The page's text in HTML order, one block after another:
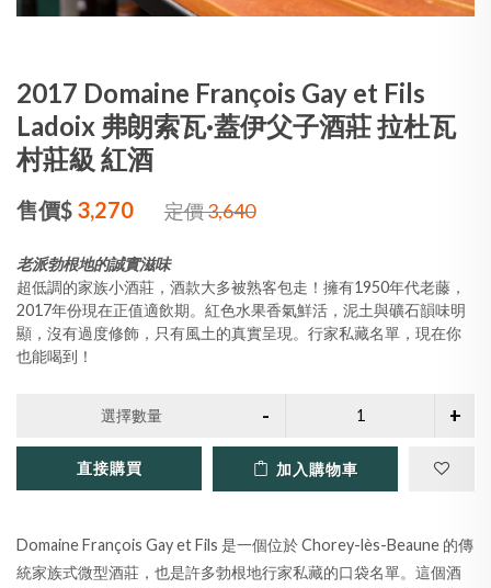
2017 Domaine François Gay et Fils
Ladoix 弗朗索瓦·蓋伊父子酒莊 拉杜瓦
村莊級 紅酒
售價$ 3,270 定價3,640
老派勃根地的誠實滋味
超低調的家族小酒莊，酒款大多被熟客包走！擁有1950年代老藤，
2017年份現在正值適飲期。紅色水果香氣鮮活，泥土與礦石韻味明
顯，沒有過度修飾，只有風土的真實呈現。行家私藏名單，現在你
也能喝到！
選擇數量
直接購買 加入購物車
Domaine François Gay et Fils 是一個位於 Chorey-lès-Beaune 的傳
統家族式微型酒莊，也是許多勃根地行家私藏的口袋名單。這個酒